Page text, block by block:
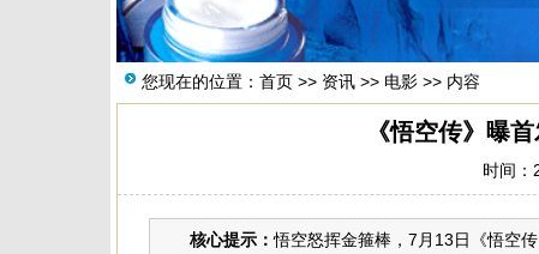
您现在的位置： 首页 >> 资讯 >> 电影 >> 内容
《悟空传》曝
时间：
核心提示：悟空怒挥金箍棒，7月13日《悟空